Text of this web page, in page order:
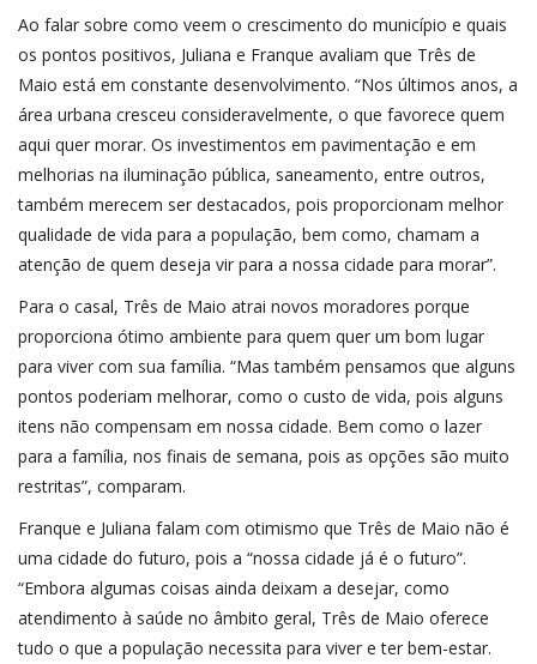
Ao falar sobre como veem o crescimento do município e quais
os pontos positivos, Juliana e Franque avaliam que Três de
Maio está em constante desenvolvimento. “Nos últimos anos, a
área urbana cresceu consideravelmente, o que favorece quem
aqui quer morar. Os investimentos em pavimentação e em
melhorias na iluminação pública, saneamento, entre outros,
também merecem ser destacados, pois proporcionam melhor
qualidade de vida para a população, bem como, chamam a
atenção de quem deseja vir para a nossa cidade para morar”.
Para o casal, Três de Maio atrai novos moradores porque
proporciona ótimo ambiente para quem quer um bom lugar
para viver com sua família. “Mas também pensamos que alguns
pontos poderiam melhorar, como o custo de vida, pois alguns
itens não compensam em nossa cidade. Bem como o lazer
para a família, nos finais de semana, pois as opções são muito
restritas”, comparam.
Franque e Juliana falam com otimismo que Três de Maio não é
uma cidade do futuro, pois a “nossa cidade já é o futuro”.
“Embora algumas coisas ainda deixam a desejar, como
atendimento à saúde no âmbito geral, Três de Maio oferece
tudo o que a população necessita para viver e ter bem-estar.